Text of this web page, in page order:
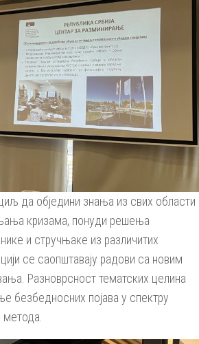
да обједини знања из свих области
кризама, понуди решења
и стручњаке из различитих
се саопштавају радови са новим
Разноврсност тематских целина
безбедносних појава у спектру
метода.